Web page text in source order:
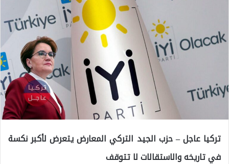
تركيا عاجل – حزب الجيد التركي المعارض يتعرض لأكبر نكسة
في تاريخه والاستقالات لا تتوقف